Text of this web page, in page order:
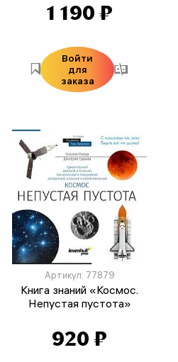
1 190 ₽
Войти
для
заказа
Артикул: 77879
Книга знаний «Космос.
Непустая пустота»
920 ₽